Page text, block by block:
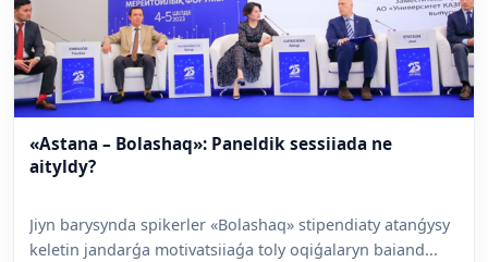
«Astana – Bolashaq»: Paneldik sessiiada ne
aityldy?
Jiyn barysynda spikerler «Bolashaq» stipendiaty atanǵysy
keletin jandarǵa motivatsiiaǵa toly oqiǵalaryn baiand...